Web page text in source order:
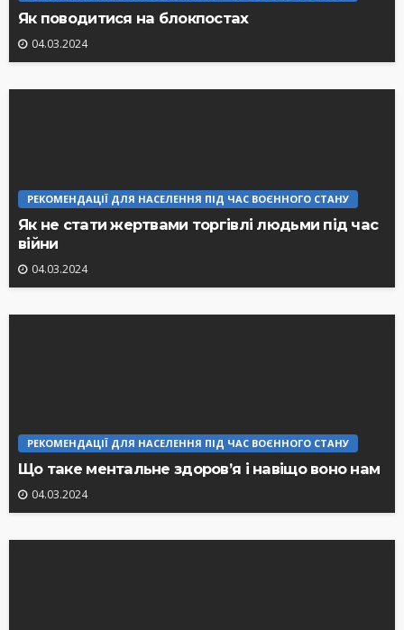
Як поводитися на блокпостах
04.03.2024
РЕКОМЕНДАЦІЇ ДЛЯ НАСЕЛЕННЯ ПІД ЧАС ВОЄННОГО СТАНУ
Як не стати жертвами торгівлі людьми під час
війни
04.03.2024
РЕКОМЕНДАЦІЇ ДЛЯ НАСЕЛЕННЯ ПІД ЧАС ВОЄННОГО СТАНУ
Що таке ментальне здоров’я і навіщо воно нам
04.03.2024